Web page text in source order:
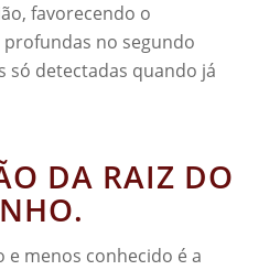
favorecendo o
profundas no segundo
só detectadas quando já
DA RAIZ DO
menos conhecido é a